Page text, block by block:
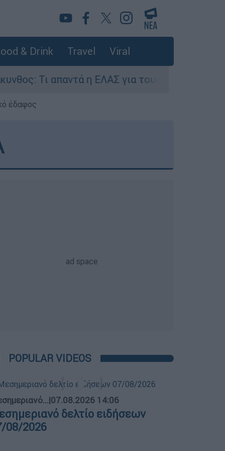
& Drink Travel Viral
απαντά η ΕΛΑΣ για τους 8 βιασμούς
έδαφος
POPULAR VIDEOS
|07.08.2026 14:06
δελτίο ειδήσεων
08/2026